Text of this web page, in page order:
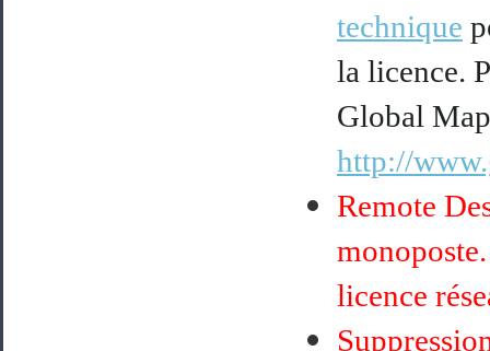
technique
la licence.
Global
http://
Remote
licence